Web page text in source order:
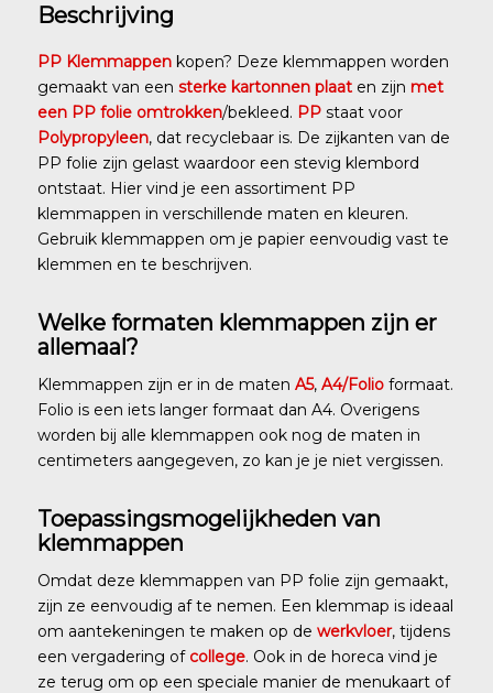
Beschrijving
PP Klemmappenkopen? Deze klemmappen worden
gemaakt van een sterke kartonnen plaaten zijn met
een PP folie omtrokken/bekleed. PPstaat voor
Polypropyleen, dat recyclebaar is. De zijkanten van de
PP folie zijn gelast waardoor een stevig klembord
ontstaat. Hier vind je een assortiment PP
klemmappen in verschillende maten en kleuren.
Gebruik klemmappen om je papier eenvoudig vast te
klemmen en te beschrijven.
Welke formaten klemmappen zijn er
allemaal?
Klemmappen zijn er in de maten A5, A4/Folio formaat.
Folio is een iets langer formaat dan A4. Overigens
worden bij alle klemmappen ook nog de maten in
centimeters aangegeven, zo kan je je niet vergissen.
Toepassingsmogelijkheden van
klemmappen
Omdat deze klemmappen van PP folie zijn gemaakt,
zijn ze eenvoudig af te nemen. Een klemmap is ideaal
om aantekeningen te maken op de werkvloer, tijdens
een vergadering of college. Ook in de horeca vind je
ze terug om op een speciale manier de menukaart of